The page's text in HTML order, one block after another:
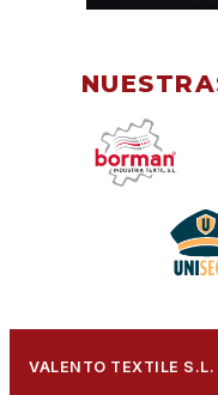
VALENTO TEXTILE S.L.